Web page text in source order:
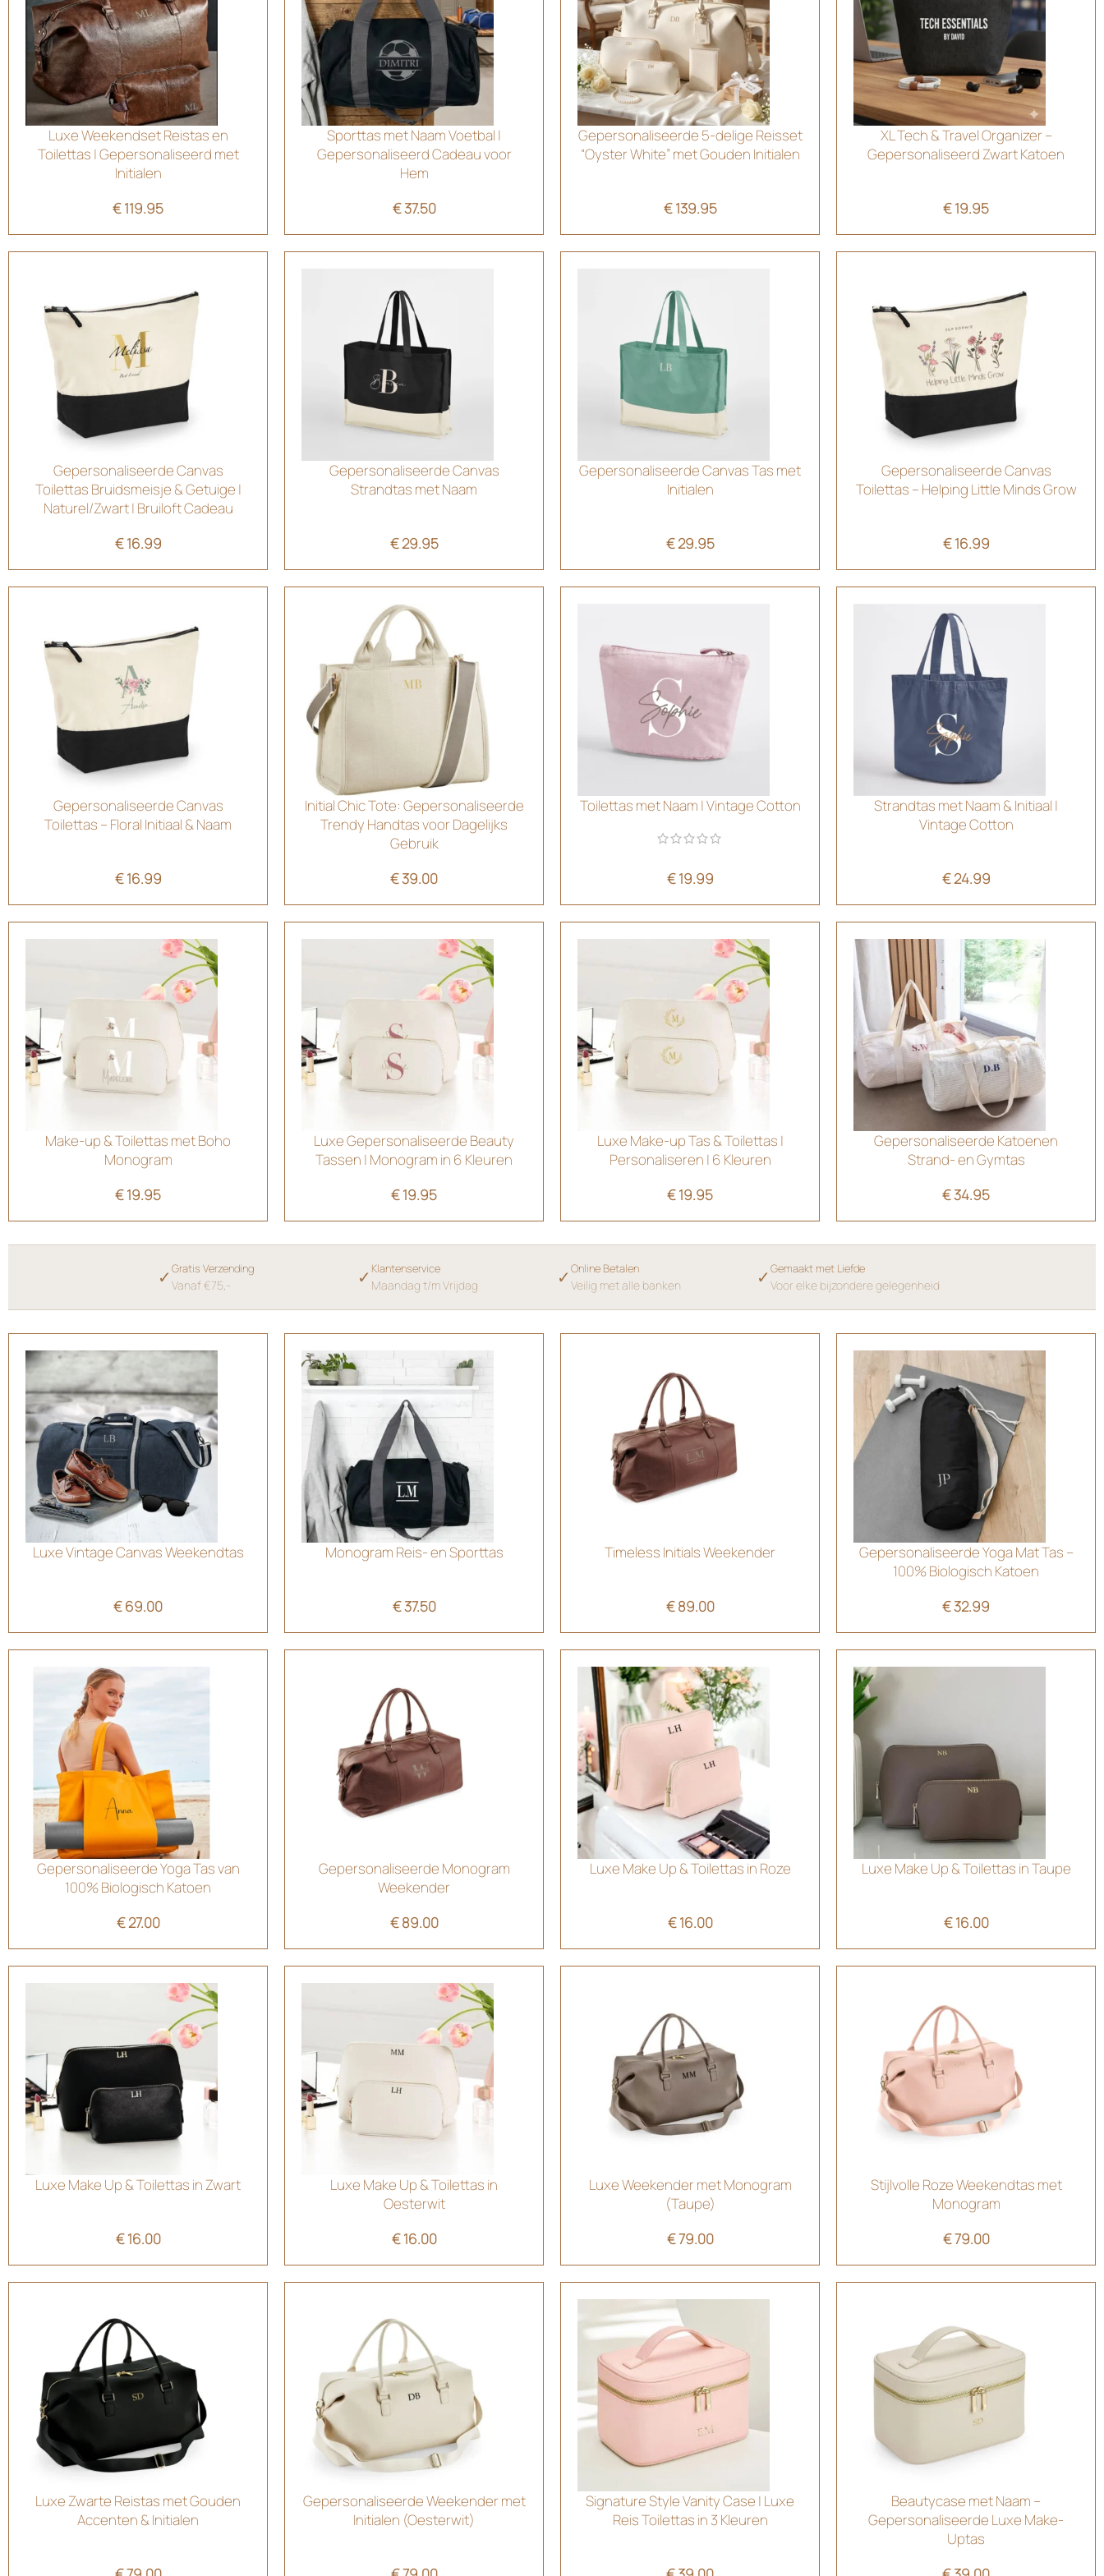
Luxe Weekendset Reistas en
Toilettas | Gepersonaliseerd met
Initialen
€119.95
Sporttas met Naam Voetbal |
Gepersonaliseerd Cadeau voor
Hem
€37.50
Gepersonaliseerde 5-delige Reisset
“Oyster White” met Gouden Initialen
€139.95
XL Tech & Travel Organizer –
Gepersonaliseerd Zwart Katoen
€19.95
Gepersonaliseerde Canvas
Toilettas Bruidsmeisje & Getuige |
Naturel/Zwart | Bruiloft Cadeau
€16.99
Gepersonaliseerde Canvas
Strandtas met Naam
€29.95
Gepersonaliseerde Canvas Tas met
Initialen
€29.95
Gepersonaliseerde Canvas
Toilettas – Helping Little Minds Grow
€16.99
Gepersonaliseerde Canvas
Toilettas – Floral Initiaal & Naam
€16.99
Initial Chic Tote: Gepersonaliseerde
Trendy Handtas voor Dagelijks
Gebruik
€39.00
Toilettas met Naam | Vintage Cotton
€19.99
Strandtas met Naam & Initiaal |
Vintage Cotton
€24.99
Make-up & Toilettas met Boho
Monogram
€19.95
Luxe Gepersonaliseerde Beauty
Tassen | Monogram in 6 Kleuren
€19.95
Luxe Make-up Tas & Toilettas |
Personaliseren | 6 Kleuren
€19.95
Gepersonaliseerde Katoenen
Strand- en Gymtas
€34.95
✓ Gratis Verzending
Vanaf €75,- ✓ Klantenservice
Maandag t/m Vrijdag ✓ Online Betalen
Veilig met alle banken ✓ Gemaakt met Liefde
Voor elke bijzondere gelegenheid
Luxe Vintage Canvas Weekendtas
€69.00
Monogram Reis- en Sporttas
€37.50
Timeless Initials Weekender
€89.00
Gepersonaliseerde Yoga Mat Tas –
100% Biologisch Katoen
€32.99
Gepersonaliseerde Yoga Tas van
100% Biologisch Katoen
€27.00
Gepersonaliseerde Monogram
Weekender
€89.00
Luxe Make Up & Toilettas in Roze
€16.00
Luxe Make Up & Toilettas in Taupe
€16.00
Luxe Make Up & Toilettas in Zwart
€16.00
Luxe Make Up & Toilettas in
Oesterwit
€16.00
Luxe Weekender met Monogram
(Taupe)
€79.00
Stijlvolle Roze Weekendtas met
Monogram
€79.00
Luxe Zwarte Reistas met Gouden
Accenten & Initialen
Gepersonaliseerde Weekender met
Initialen (Oesterwit)
Signature Style Vanity Case | Luxe
Reis Toilettas in 3 Kleuren
Beautycase met Naam –
Gepersonaliseerde Luxe Make-
Uptas